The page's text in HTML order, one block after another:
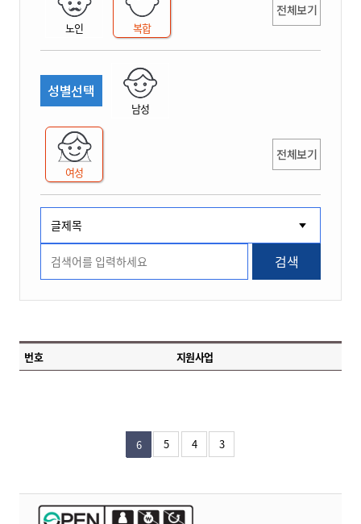
노인 복합
전체보기
성별선택
남성
여성
전체보기
검색
번호 지원사업
6 5 4 3